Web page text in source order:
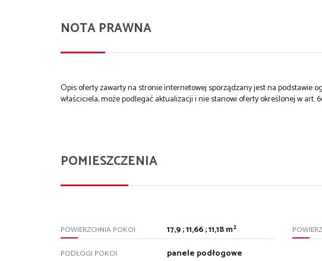
NOTA PRAWNA
Opis oferty zawarty na stronie internetowej sporządzany jest na podstawie
właściciela, może podlegać aktualizacji i nie stanowi oferty określonej w art.
POMIESZCZENIA
POWIERZCHNIA POKOI 17,9 ; 11,66 ; 11,18 m2
PODŁOGI POKOI panele podłogowe